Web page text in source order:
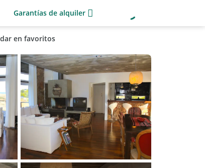
Garantías de alquiler
en favoritos